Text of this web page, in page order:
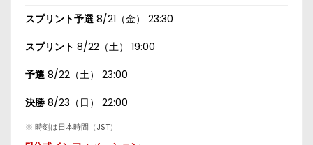
スプリント予選 8/21（金） 23:30
スプリント 8/22（土） 19:00
予選 8/22（土） 23:00
決勝 8/23（日） 22:00
※ 時刻は日本時間（JST）